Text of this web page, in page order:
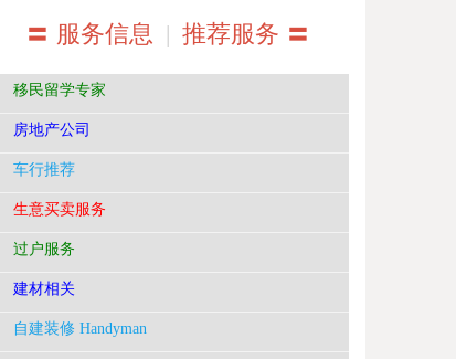
〓 服务信息 | 推荐服务 〓
移民留学专家
房地产公司
车行推荐
生意买卖服务
过户服务
建材相关
自建装修 Handyman